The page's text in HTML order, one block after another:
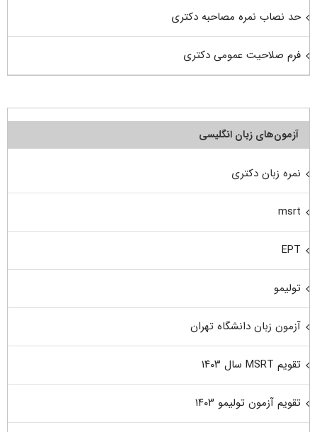
حد نصاب نمره مصاحبه دکتری
فرم صلاحیت عمومی دکتری
آزمون‌های زبان انگلیسی
نمره زبان دکتری
msrt
EPT
تولیمو
آزمون زبان دانشگاه تهران
تقویم MSRT سال ۱۴۰۳
تقویم آزمون تولیمو ۱۴۰۳